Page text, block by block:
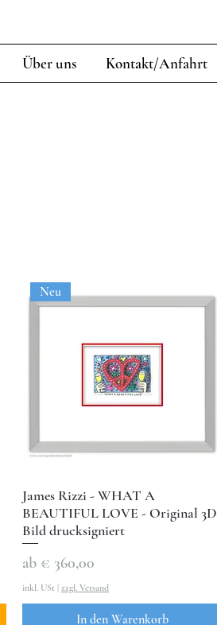
Über uns Kontakt/Anfahrt
Neu
James Rizzi - WHAT A
BEAUTIFUL LOVE - Original 3D
Bild drucksigniert
ab € 360,00
Sale-Preis
inkl. USt zzgl. Versand
In den Warenkorb